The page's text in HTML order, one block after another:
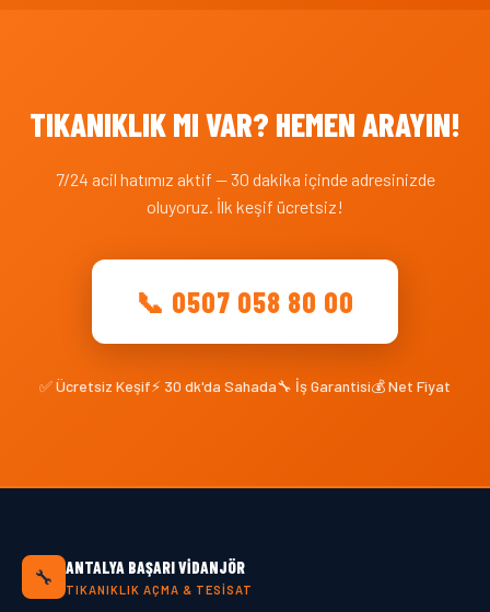
TIKANIKLIK MI VAR? HEMEN ARAYIN!
7/24 acil hatımız aktif — 30 dakika içinde adresinizde
oluyoruz. İlk keşif ücretsiz!
📞 0507 058 80 00
✅ Ücretsiz Keşif⚡ 30 dk'da Sahada🔧 İş Garantisi💰 Net Fiyat
🔧 ANTALYA BAŞARI VIDANJÖR
TIKANIKLIK AÇMA & TESISAT